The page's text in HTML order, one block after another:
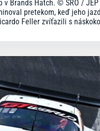
v Brands Hatch. © SRO / JEP
pretekom, keď jeho
Feller zvíťazili s